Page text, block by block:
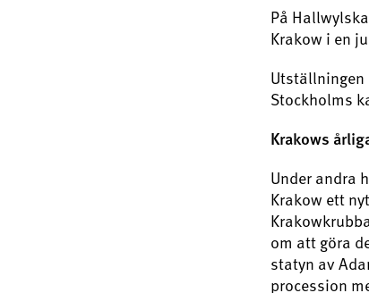
På
Krakow i en
Utställningen
Stockholms
Krakows
Under andra
Krakow ett
om att göra
statyn av
procession